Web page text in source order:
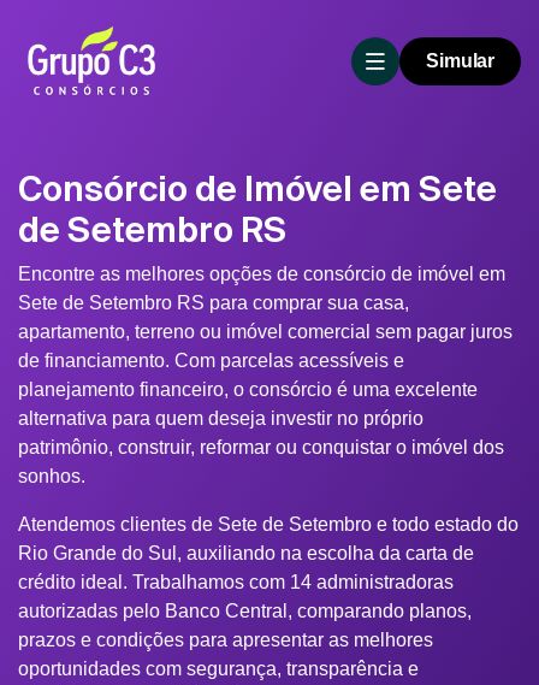
Simular
Consórcio de Imóvel em Sete
de Setembro RS
Encontre as melhores opções de consórcio de imóvel em
Sete de Setembro RS para comprar sua casa,
apartamento, terreno ou imóvel comercial sem pagar juros
de financiamento. Com parcelas acessíveis e
planejamento financeiro, o consórcio é uma excelente
alternativa para quem deseja investir no próprio
patrimônio, construir, reformar ou conquistar o imóvel dos
sonhos.
Atendemos clientes de Sete de Setembro e todo estado do
Rio Grande do Sul, auxiliando na escolha da carta de
crédito ideal. Trabalhamos com 14 administradoras
autorizadas pelo Banco Central, comparando planos,
prazos e condições para apresentar as melhores
oportunidades com segurança, transparência e